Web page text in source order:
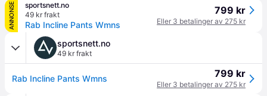
ANNONSE
sportsnett.no
49 kr frakt
Rab Incline Pants Wmns
799 kr
Eller 3 betalinger av 275 kr
sportsnett.no
49 kr frakt
Rab Incline Pants Wmns 799 kr
Eller 3 betalinger av 275 kr